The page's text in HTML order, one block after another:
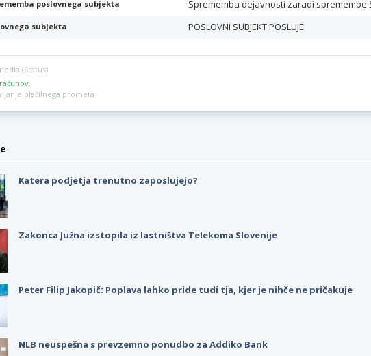
poslovnega subjekta Sprememba dejavnosti zaradi spremembe
subjekta POSLOVNI SUBJEKT POSLUJE
(Status)
:
plačilnega prometa
Katera podjetja trenutno zaposlujejo?
Zakonca Južna izstopila iz lastništva Telekoma Slovenije
Peter Filip Jakopič: Poplava lahko pride tudi tja, kjer je nihče ne pričakuje
NLB neuspešna s prevzemno ponudbo za Addiko Bank